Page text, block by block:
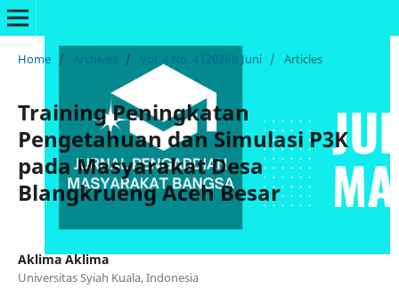
Home / Archives / Vol. 4 No. 4 (2026): Juni / Articles
Training Peningkatan
Pengetahuan dan Simulasi P3K
pada Masyarakat Desa
Blangkrueng Aceh Besar
Aklima Aklima
Universitas Syiah Kuala, Indonesia